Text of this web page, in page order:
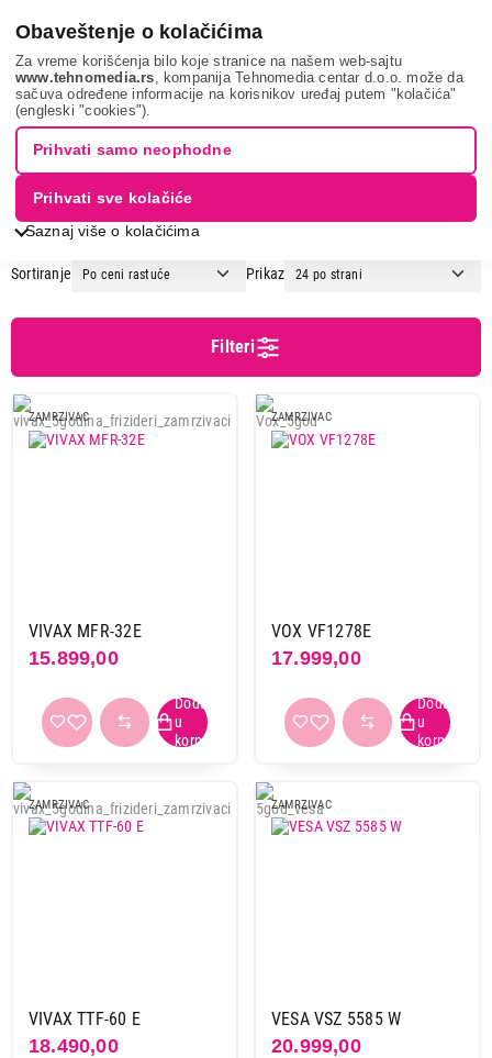
Obaveštenje o kolačićima
Za vreme korišćenja bilo koje stranice na našem web-sajtu
www.tehnomedia.rs , kompanija Tehnomedia centar d.o.o. može da
sačuva određene informacije na korisnikov uređaj putem "kolačića"
(engleski "cookies").
Saznaj više o kolačićima
Prihvati samo neophodne
Prihvati sve kolačiće
Bela tehnika Zamrzivači Vertikalni zamrzivači
Candy
Gorenje
8
Koncar
Vivax
VERTIKALNI ZAMRZIVAČI
Sortiranje Prikaz
1 2
Filteri
ZAMRZIVAC
VIVAX MFR-32E
15.899,00
ZAMRZIVAC
VOX VF1278E
17.999,00
ZAMRZIVAC
VIVAX TTF-60 E
18.490,00
ZAMRZIVAC
VESA VSZ 5585 W
20.999,00